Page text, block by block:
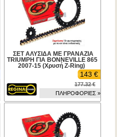
ΣΕΤ ΑΛΥΣΙΔΑ ΜΕ ΓΡΑΝΑΖΙΑ
TRIUMPH ΓΙΑ BONNEVILLE 865
2007-15 (Χρυσή Z-Ring)
143 €
177.32 €
ΠΛΗΡΟΦΟΡΙΕΣ »